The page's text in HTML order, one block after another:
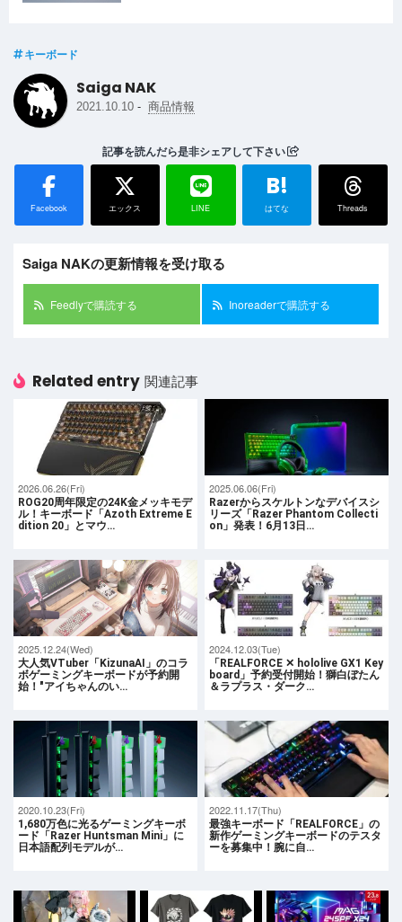
キーボード
Saiga NAK
2021.10.10 - 商品情報
記事を読んだら是非シェアして下さい
Facebook エックス LINE
B!
はてな Threads
Saiga NAKの更新情報を受け取る
Feedlyで購読する Inoreaderで購読する
Related entry 関連記事
2026.06.26(Fri)
ROG20周年限定の24K金メッキモデ
ル！キーボード「Azoth Extreme E
dition 20」とマウ…
2025.06.06(Fri)
Razerからスケルトンなデバイスシ
リーズ「Razer Phantom Collecti
on」発表！6月13日…
2025.12.24(Wed)
大人気VTuber「KizunaAI」のコラ
ボゲーミングキーボードが予約開
始！"アイちゃんのい…
2024.12.03(Tue)
「REALFORCE ✕ hololive GX1 Key
board」予約受付開始！獅白ぼたん
＆ラプラス・ダーク…
2020.10.23(Fri)
1,680万色に光るゲーミングキーボ
ード「Razer Huntsman Mini」に
日本語配列モデルが…
2022.11.17(Thu)
最強キーボード「REALFORCE」の
新作ゲーミングキーボードのテスタ
ーを募集中！腕に自…